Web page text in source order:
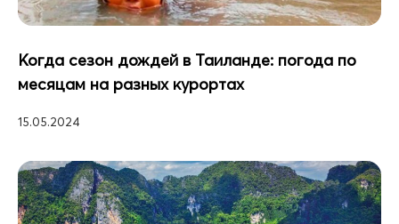
Когда сезон дождей в Таиланде: погода по
месяцам на разных курортах
15.05.2024